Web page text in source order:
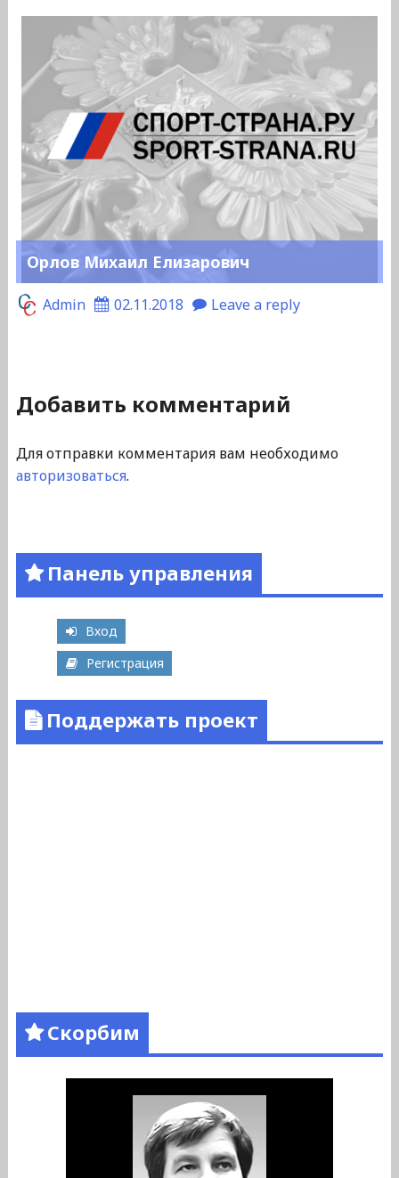
Орлов Михаил Елизарович
Admin 02.11.2018 Leave a reply
Добавить комментарий
Для отправки комментария вам необходимо
авторизоваться.
Панель управления
Вход
Регистрация
Поддержать проект
Скорбим